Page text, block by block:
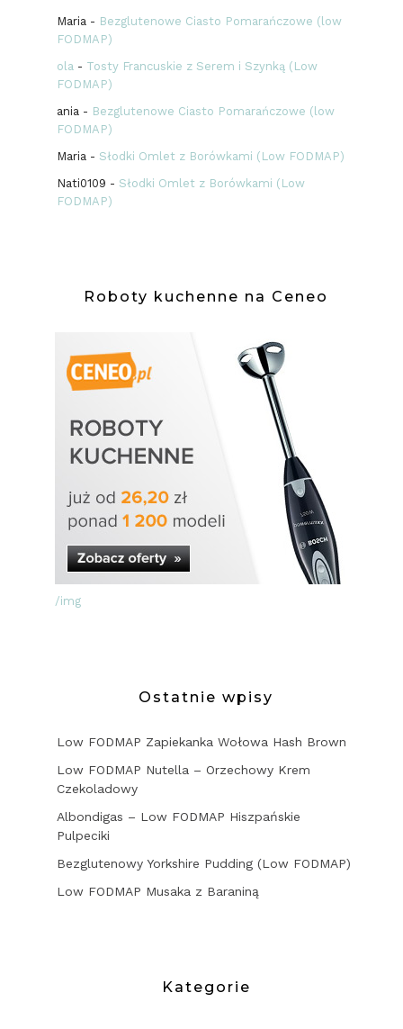
Maria- Bezglutenowe Ciasto Pomarańczowe (low
FODMAP)
ola- Tosty Francuskie z Serem i Szynką (Low
FODMAP)
ania- Bezglutenowe Ciasto Pomarańczowe (low
FODMAP)
Maria- Słodki Omlet z Borówkami (Low FODMAP)
Nati0109 - Słodki Omlet z Borówkami (Low
FODMAP)
Roboty kuchenne na Ceneo
/img
Ostatnie wpisy
Low FODMAP Zapiekanka Wołowa Hash Brown
Low FODMAP Nutella – Orzechowy Krem
Czekoladowy
Albondigas – Low FODMAP Hiszpańskie
Pulpeciki
Bezglutenowy Yorkshire Pudding (Low FODMAP)
Low FODMAP Musaka z Baraniną
Kategorie